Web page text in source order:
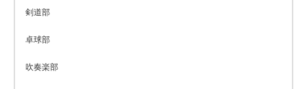
剣道部
卓球部
吹奏楽部